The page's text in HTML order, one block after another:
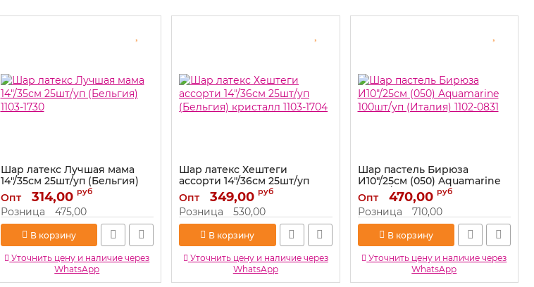
Шар латекс Лучшая мама
14"/35см 25шт/уп (Бельгия)
1103-1730
Артикул: 1103-1730
Опт 314,00 руб
Розница 475,00
В корзину
Уточнить цену и наличие через
WhatsApp
Шар латекс Хештеги
ассорти 14"/36см 25шт/уп
(Бельгия) кристалл 1103-1704
Артикул: 1103-1704
Опт 349,00 руб
Розница 530,00
В корзину
Уточнить цену и наличие через
WhatsApp
Шар пастель Бирюза
И10"/25см (050) Aquamarine
100шт/уп (Италия) 1102-0831
Артикул: 1102-0831
Опт 470,00 руб
Розница 710,00
В корзину
Уточнить цену и наличие через
WhatsApp